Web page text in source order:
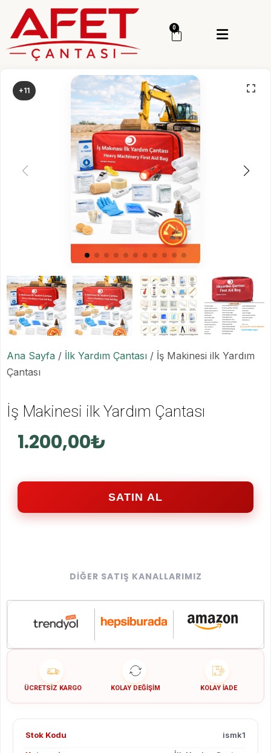
0
+11
Ana Sayfa / İlk Yardım Çantası / İş Makinesi ilk Yardım
Çantası
İş Makinesi ilk Yardım Çantası
1.200,00₺
SATIN AL
DIĞER SATIŞ KANALLARIMIZ
ÜCRETSIZ KARGO KOLAY DEĞIŞIM KOLAY İADE
Stok Kodu ismk1
Menü
Giriş Yap
Kategoriler Menü
Deprem Çantası
Deprem Malzemesi
İlk Yardım Çantası
Okul Deprem Çantası
Toptan Deprem Çantası